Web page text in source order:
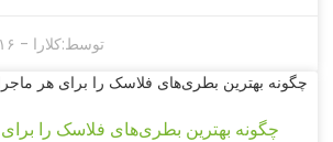
تولیدکنندگان معتبر را برای خرده‌فروشان و
تأسیس شد، با تمرکز قوی بر تحقیق و توسعه،
ظروف نوشیدنی فضای باز، از جمله بطری‌های
توسط:کلارا - ۱۶ ژوئن ۲۰۲۵
چگونه بهترین بطری‌های فلاسک را